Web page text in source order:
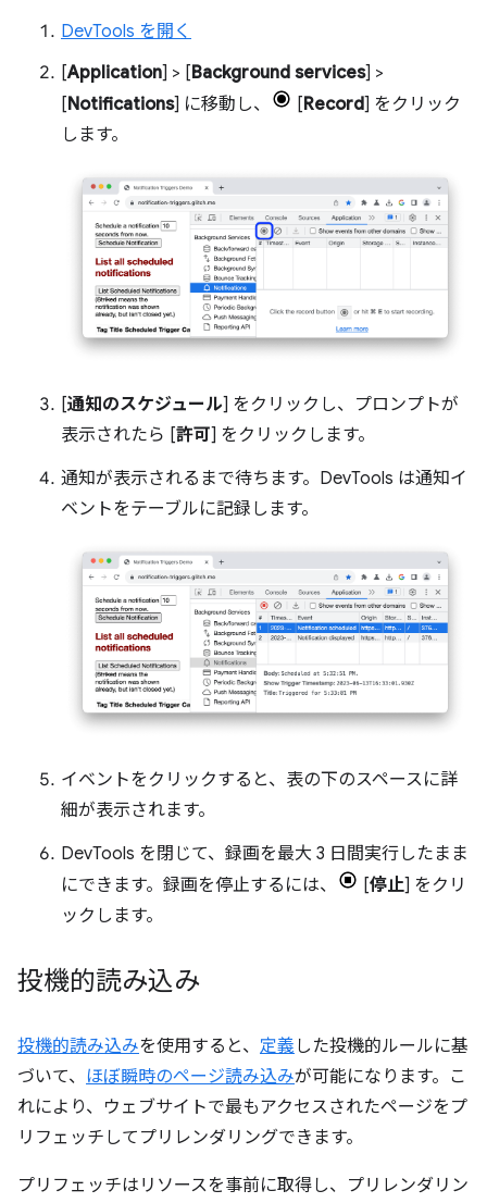
DevTools を開く
[Application] > [Background services] >
[Notifications] に移動し、 [Record] をクリック
します。
[通知のスケジュール] をクリックし、プロンプトが
表示されたら [許可] をクリックします。
通知が表示されるまで待ちます。DevTools は通知イ
ベントをテーブルに記録します。
イベントをクリックすると、表の下のスペースに詳
細が表示されます。
DevTools を閉じて、録画を最大 3 日間実行したまま
にできます。録画を停止するには、
[停止] をクリ
ックします。
投機的読み込み
投機的読み込みを使用すると、 定義 した投機的ルールに基
づいて、 ほぼ瞬時のページ読み込みが可能になります。こ
れにより、ウェブサイトで最もアクセスされたページをプ
リフェッチしてプリレンダリングできます。
プリフェッチはリソースを事前に取得し、プリレンダリン